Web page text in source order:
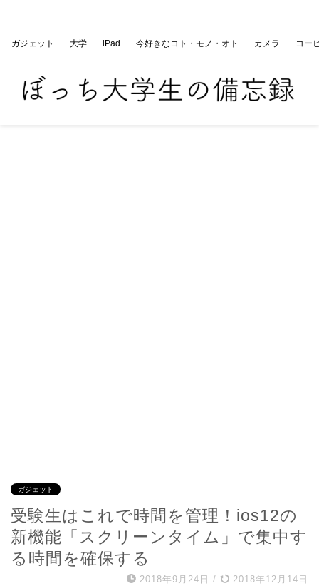
ガジェット 大学 iPad 今好きなコト・モノ・オト カメラ コー
ガジェット
受験生はこれで時間を管理！ios12の
新機能「スクリーンタイム」で集中す
る時間を確保する
2018年9月24日 / 2018年12月14日